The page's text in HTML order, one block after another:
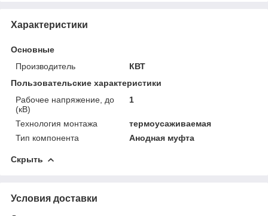
Характеристики
Основные
Производитель
КВТ
Пользовательские характеристики
Рабочее напряжение, до
(кВ)
1
Технология монтажа
термоусаживаемая
Тип компонента
Анодная муфта
Скрыть
Условия доставки